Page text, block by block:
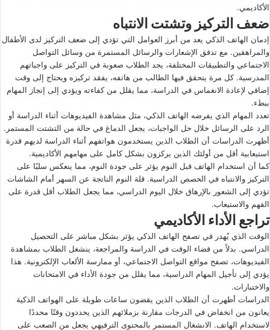
الأكاديمي.
ضعف التركيز وتشتت الانتباه
إدمان الهاتف الذكي يعد من أبرز العوامل التي تؤدي إلى ضعف التركيز لدى الأطفال
والمراهقين. مع تدفق الإشعارات والرسائل المستمرة من وسائل التواصل
الاجتماعي والتطبيقات المختلفة، يجد الطلاب صعوبة في التركيز على واجباتهم
المدرسية. كل مرة يتحقق فيها الطالب من هاتفه، يفقد تركيزه ويحتاج إلى وقت
إضافي لإعادة الانغماس في الدراسة، مما يقلل من كفاءته ويؤدي إلى إنجاز المهام
ببطء.
تعدد المهام الذي يفرضه الهاتف الذكي، مثل مشاهدة الفيديوهات أثناء الدراسة أو
الرد على الرسائل خلال حل الواجبات، يجعل الدماغ في حالة من التشتت المستمر.
أظهرت الدراسات أن الطلاب الذين يستخدمون هواتفهم أثناء الدراسة لديهم قدرة
استيعابية أقل من أولئك الذين يركزون بشكل كامل على مهامهم الأكاديمية.
كما أن استخدام الهاتف قبل النوم يؤثر على جودة النوم، مما ينعكس سلبًا على
التركيز والانتباه في الحصص الدراسية. قلة النوم الناتجة عن السهر أمام الشاشات
تؤدي إلى الشعور بالإرهاق خلال اليوم الدراسي، مما يجعل الطلاب أقل قدرة على
الفهم والاستيعاب.
تراجع الأداء الأكاديمي
الوقت الذي يُهدر في تصفح الهاتف الذكي يؤثر بشكل مباشر على التحصيل
الدراسي. بدلاً من قضاء الوقت في الدراسة والمراجعة، ينشغل الطلاب بمشاهدة
الفيديوهات، تصفح مواقع التواصل الاجتماعي، أو ممارسة الألعاب الإلكترونية. هذا
يؤدي إلى تأجيل المهام الدراسية، مما يقلل من جودة الأداء في الامتحانات
والاختبارات.
الدراسات أظهرت أن الطلاب الذين يقضون ساعات طويلة على الهواتف الذكية
يعانون من انخفاض في الدرجات مقارنة بزملائهم الذين يحددون وقتًا محددًا
لاستخدام الهاتف. الانشغال المستمر بالمحتوى الترفيهي يجعل من الصعب على